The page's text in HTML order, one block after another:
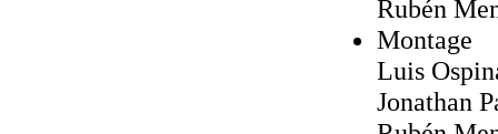
Rubén
Montage
Luis
Jonathan